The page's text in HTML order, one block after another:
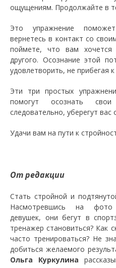
ощущениям. Продолжайте в
Это упражнение
вернетесь в контакт со
поймете, что вам
другого. Осознание этой
удовлетворить, не прибегая к
Эти три простых
помогут осознать
следовательно, уберегут вас
Удачи вам на пути к
От редакции
Стать стройной и
Насмотревшись на фото
девушек, они бегут в
тренажер становиться? Как
часто тренироваться? Не
добиться желаемого
Ольга Куркулина